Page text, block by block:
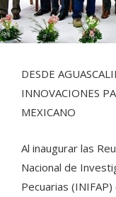
DESDE
INNOVACIONES
MEXICANO
Al inaugurar las
Nacional de
Pecuarias